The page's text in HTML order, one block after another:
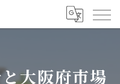
大阪府市場